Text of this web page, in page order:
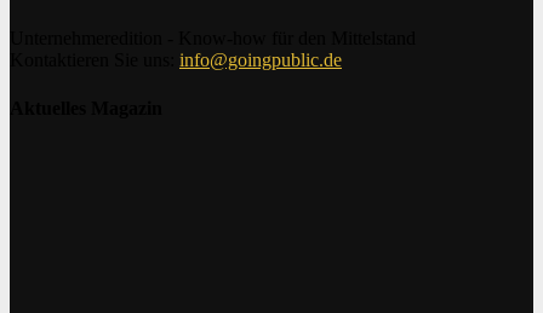
info@goingpublic.de